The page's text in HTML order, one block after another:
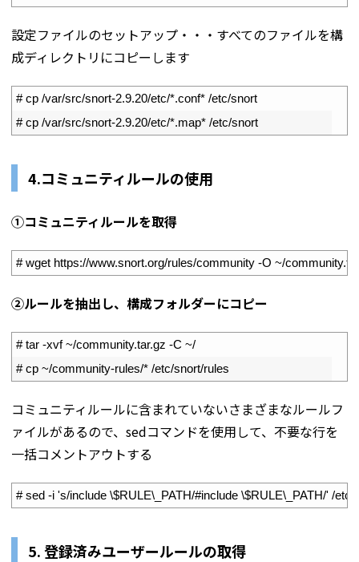
設定ファイルのセットアップ・・・すべてのファイルを構
成ディレクトリにコピーします
# cp /var/src/snort-2.9.20/etc/*.conf* /etc/snort
# cp /var/src/snort-2.9.20/etc/*.map* /etc/snort
4.コミュニティルールの使用
①コミュニティルールを取得
# wget https://www.snort.org/rules/community -O ~/
②ルールを抽出し、構成フォルダーにコピー
# tar -xvf ~/community.tar.gz -C ~/
# cp ~/community-rules/* /etc/snort/rules
コミュニティルールに含まれていないさまざまなルールフ
ァイルがあるので、sedコマンドを使用して、不要な行を
一括コメントアウトする
# sed -i 's/include \$RULE\_PATH/#include \$RULE\_PATH/' /
5. 登録済みユーザールールの取得